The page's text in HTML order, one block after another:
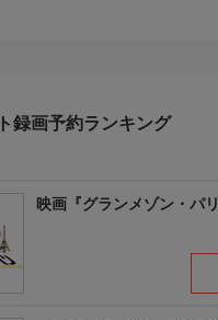
録画予約ランキング
映画『グランメゾン・パリ